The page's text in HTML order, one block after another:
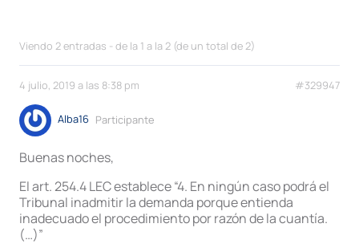
Viendo 2 entradas - de la 1 a la 2 (de un total de 2)
4 julio, 2019 a las 8:38 pm #329947
Alba16 Participante
Buenas noches,
El art. 254.4 LEC establece “4. En ningún caso podrá el
Tribunal inadmitir la demanda porque entienda
inadecuado el procedimiento por razón de la cuantía.
(…)”